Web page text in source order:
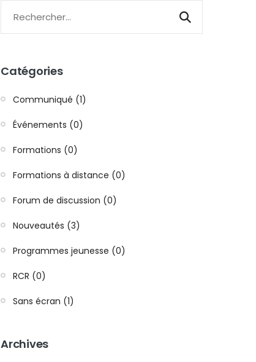
Catégories
Communiqué (1)
Événements (0)
Formations (0)
Formations à distance (0)
Forum de discussion (0)
Nouveautés (3)
Programmes jeunesse (0)
RCR (0)
Sans écran (1)
Archives